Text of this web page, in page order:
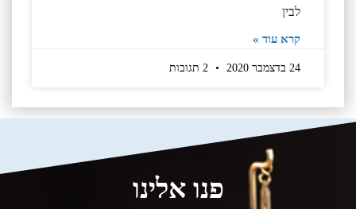
לבין
קרא עוד »
24 בדצמבר 2020
פנו אלינו